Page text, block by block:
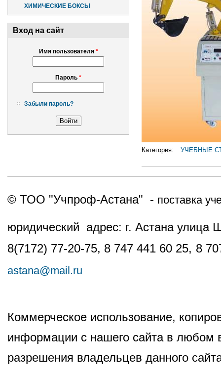
ХИМИЧЕСКИЕ БОКСЫ
Вход на сайт
Имя пользователя *
Пароль *
Забыли пароль?
Категория: УЧЕБНЫЕ
© ТОО "Учпроф-Астана" - поставка
юридический адрес: г. Астана
8(7172) 77-20-75, 8 747 441 60 25, 8
astana@mail.ru
Коммерческое использование,
информации с нашего сайта в любом
разрешения владельцев данного